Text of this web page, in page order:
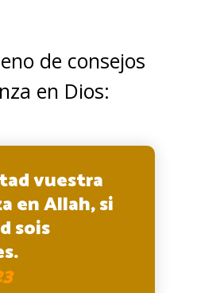
de consejos
en Dios:
vuestra
en Allah, si
sois